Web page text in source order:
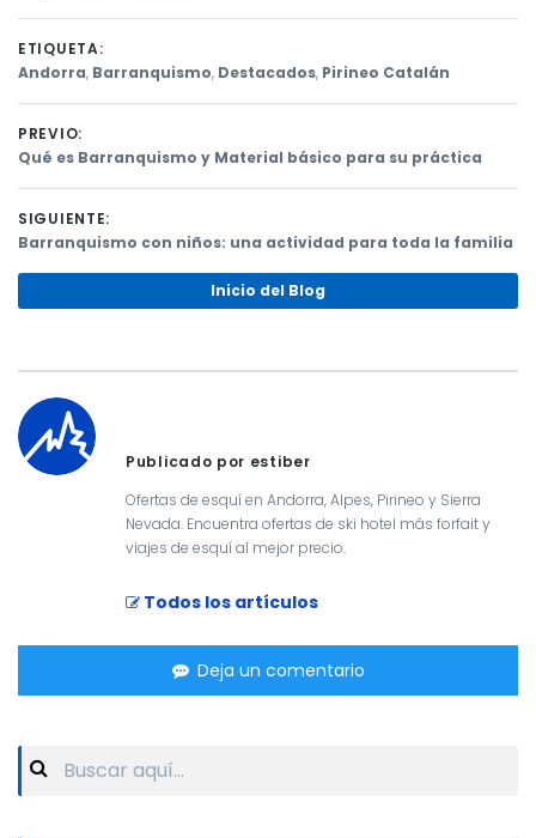
ETIQUETA:
Andorra, Barranquismo, Destacados, Pirineo Catalán
Navegación
de
entradas
PREVIO:
Previous
Qué es Barranquismo y Material básico para su práctica
SIGUIENTE:
Next
Barranquismo con niños: una actividad para toda la familia
Inicio del Blog
Publicado por estiber
Ofertas de esquí en Andorra, Alpes, Pirineo y Sierra
Nevada. Encuentra ofertas de ski hotel más forfait y
viajes de esquí al mejor precio.
Todos los artículos
Deja un comentario
Search
for: